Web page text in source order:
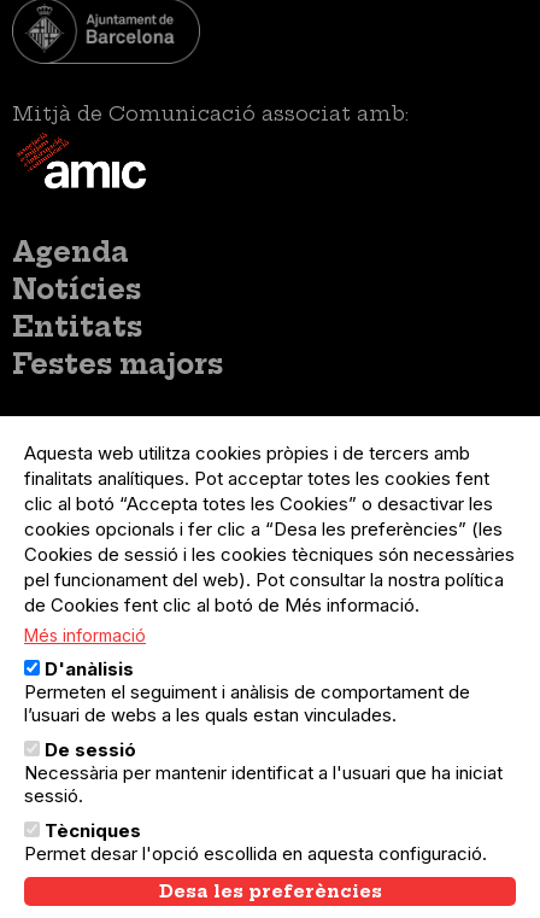
Mitjà de Comunicació associat amb:
Menú
principal
Agenda
Notícies
Entitats
Festes majors
del
compte
d'usuari
Menú
usuari
no
loggat
Registre organització
Menú
Peu
Sobre el projecte
Preguntes freqüents
Contacte
Menú
Legal
Política de privacitat
Avís legal
Política de cookies
El Quèdequè no es fa responsable de les activitats
programades; en són responsables els col·lectius
organitzadors.
© Quedequè, 2025
Aquesta web utilitza cookies pròpies i de tercers amb
finalitats analítiques. Pot acceptar totes les cookies fent
clic al botó “Accepta totes les Cookies” o desactivar les
cookies opcionals i fer clic a “Desa les preferències” (les
Cookies de sessió i les cookies tècniques són necessàries
pel funcionament del web). Pot consultar la nostra política
de Cookies fent clic al botó de Més informació.
Més informació
D'anàlisis
Permeten el seguiment i anàlisis de comportament de
l’usuari de webs a les quals estan vinculades.
De sessió
Necessària per mantenir identificat a l'usuari que ha iniciat
sessió.
Tècniques
Permet desar l'opció escollida en aquesta configuració.
Desa les preferències